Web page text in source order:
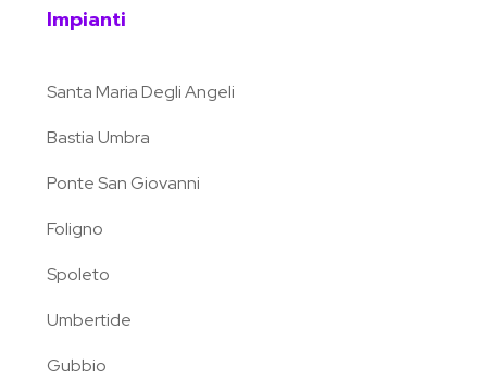
Impianti
Santa Maria Degli Angeli
Bastia Umbra
Ponte San Giovanni
Foligno
Spoleto
Umbertide
Gubbio